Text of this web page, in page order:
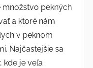
množstvo pekných
a ktoré nám
v peknom
Najčastejšie sa
kde je veľa